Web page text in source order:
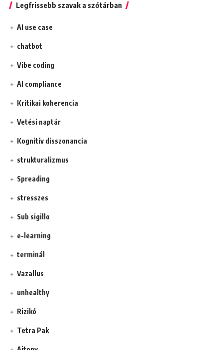
Legfrissebb szavak a szótárban
AI use case
chatbot
Vibe coding
AI compliance
Kritikai koherencia
Vetési naptár
Kognitív disszonancia
strukturalizmus
Spreading
stresszes
Sub sigillo
e-learning
terminál
Vazallus
unhealthy
Rizikó
Tetra Pak